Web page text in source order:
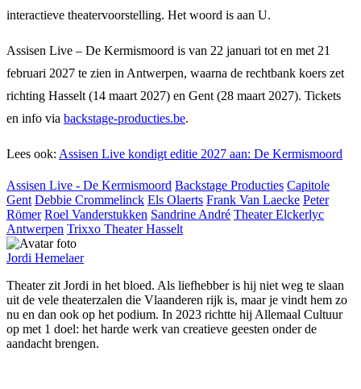
interactieve theatervoorstelling. Het woord is aan U.
Assisen Live – De Kermismoord is van 22 januari tot en met 21
februari 2027 te zien in Antwerpen, waarna de rechtbank koers zet
richting Hasselt (14 maart 2027) en Gent (28 maart 2027). Tickets
en info via backstage-producties.be.
Lees ook: Assisen Live kondigt editie 2027 aan: De Kermismoord
Assisen Live - De Kermismoord Backstage Producties Capitole
Gent Debbie Crommelinck Els Olaerts Frank Van Laecke Peter
Römer Roel Vanderstukken Sandrine André Theater Elckerlyc
Antwerpen Trixxo Theater Hasselt
Jordi Hemelaer
Theater zit Jordi in het bloed. Als liefhebber is hij niet weg te slaan
uit de vele theaterzalen die Vlaanderen rijk is, maar je vindt hem zo
nu en dan ook op het podium. In 2023 richtte hij Allemaal Cultuur
op met 1 doel: het harde werk van creatieve geesten onder de
aandacht brengen.